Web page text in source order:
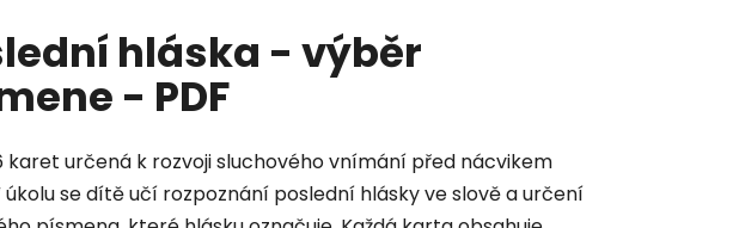
hláska - výběr
- PDF
karet určená k rozvoji sluchového vnímání před nácvikem
se dítě učí rozpoznání poslední hlásky ve slově a určení